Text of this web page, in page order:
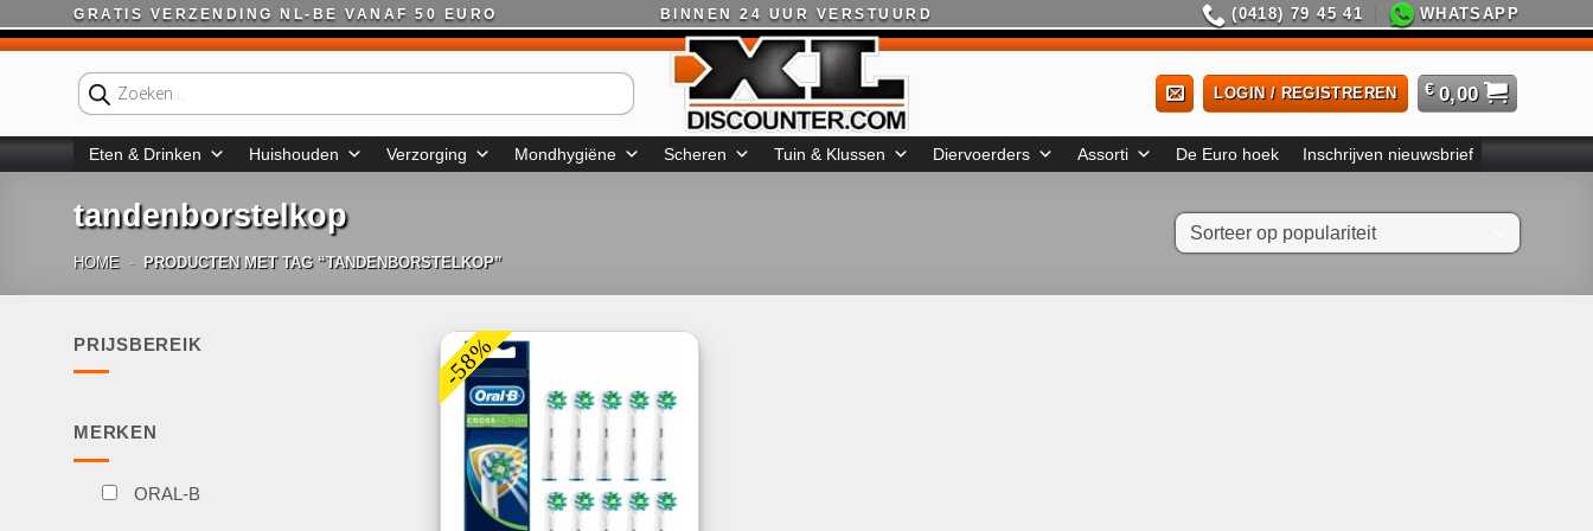
naar
GRATIS VERZENDING NL-BE VANAF 50 EURO BINNEN 24 UUR VERSTUURD (0418) 79 45 41 WHATSAPP
Producten
zoeken
LOGIN / REGISTREREN € 0,00
Eten & Drinken Huishouden Verzorging Mondhygiëne Scheren Tuin & Klussen Diervoerders Assorti De Euro hoek Inschrijven nieuwsbrief
tandenborstelkop
HOME - PRODUCTEN MET TAG “TANDENBORSTELKOP”
PRIJSBEREIK
MERKEN
ORAL-B
-58%